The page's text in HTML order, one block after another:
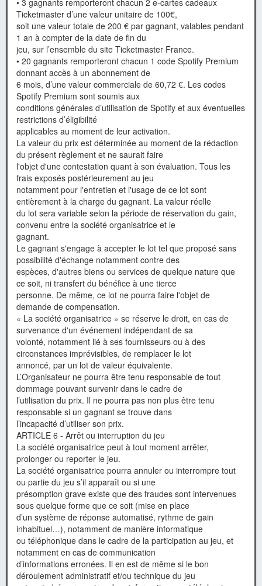
• 3 gagnants remporteront chacun 2 e-cartes cadeaux
Ticketmaster d’une valeur unitaire de 100€,
soit une valeur totale de 200 € par gagnant, valables pendant
1 an à compter de la date de fin du
jeu, sur l’ensemble du site Ticketmaster France.
• 20 gagnants remporteront chacun 1 code Spotify Premium
donnant accès à un abonnement de
6 mois, d’une valeur commerciale de 60,72 €. Les codes
Spotify Premium sont soumis aux
conditions générales d’utilisation de Spotify et aux éventuelles
restrictions d’éligibilité
applicables au moment de leur activation.
La valeur du prix est déterminée au moment de la rédaction
du présent règlement et ne saurait faire
l'objet d'une contestation quant à son évaluation. Tous les
frais exposés postérieurement au jeu
notamment pour l'entretien et l'usage de ce lot sont
entièrement à la charge du gagnant. La valeur réelle
du lot sera variable selon la période de réservation du gain,
convenu entre la société organisatrice et le
gagnant.
Le gagnant s'engage à accepter le lot tel que proposé sans
possibilité d'échange notamment contre des
espèces, d'autres biens ou services de quelque nature que
ce soit, ni transfert du bénéfice à une tierce
personne. De même, ce lot ne pourra faire l'objet de
demande de compensation.
« La société organisatrice » se réserve le droit, en cas de
survenance d'un événement indépendant de sa
volonté, notamment lié à ses fournisseurs ou à des
circonstances imprévisibles, de remplacer le lot
annoncé, par un lot de valeur équivalente.
L’Organisateur ne pourra être tenu responsable de tout
dommage pouvant survenir dans le cadre de
l’utilisation du prix. Il ne pourra pas non plus être tenu
responsable si un gagnant se trouve dans
l’incapacité d’utiliser son prix.
ARTICLE 6 - Arrêt ou interruption du jeu
La société organisatrice peut à tout moment arrêter,
prolonger ou reporter le jeu.
La société organisatrice pourra annuler ou interrompre tout
ou partie du jeu s’il apparaît ou si une
présomption grave existe que des fraudes sont intervenues
sous quelque forme que ce soit (mise en place
d’un système de réponse automatisé, rythme de gain
inhabituel…), notamment de manière informatique
ou téléphonique dans le cadre de la participation au jeu, et
notamment en cas de communication
d’informations erronées. Il en est de même si le bon
déroulement administratif et/ou technique du jeu